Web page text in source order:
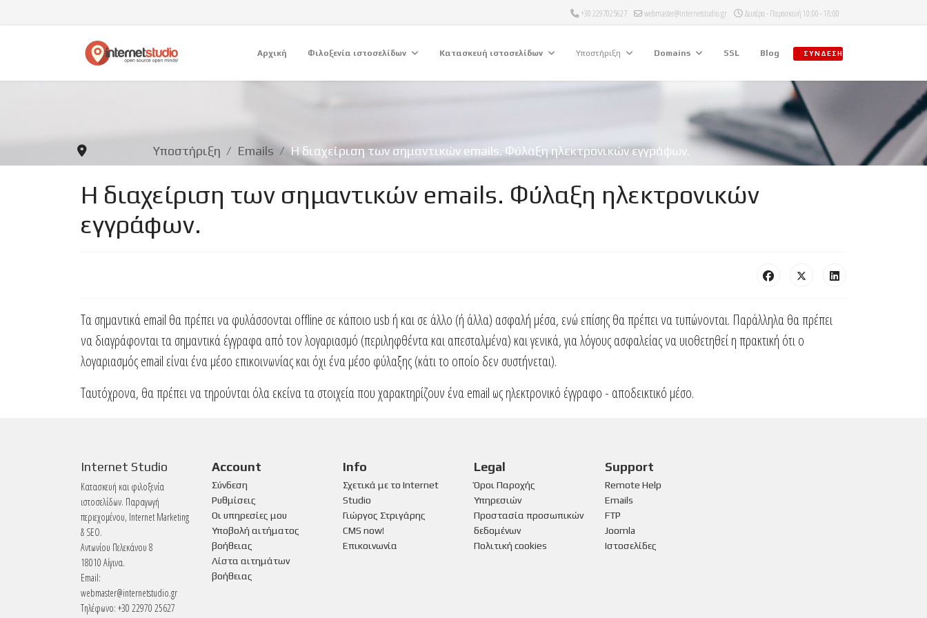
+30 2297025627 webmaster@internetstudio.gr Δευτέρα - Παρασκευή 10:00 - 18:00
Αρχική Φιλοξενία ιστοσελίδων Κατασκευή ιστοσελίδων Υποστήριξη Domains SSL Blog ΣΥΝΔΕΣΗ
Υποστήριξη Emails Η διαχείριση των σημαντικών emails. Φύλαξη ηλεκτρονικών εγγράφων.
Η διαχείριση των σημαντικών emails. Φύλαξη ηλεκτρονικών
εγγράφων.
Τα σημαντικά email θα πρέπει να φυλάσσονται offline σε κάποιο usb ή και σε άλλο (ή άλλα) ασφαλή μέσα, ενώ επίσης θα πρέπει να τυπώνονται. Παράλληλα θα πρέπει
να διαγράφονται τα σημαντικά έγγραφα από τον λογαριασμό (περιληφθέντα και απεσταλμένα) και γενικά, για λόγους ασφαλείας να υιοθετηθεί η πρακτική ότι ο
λογαριασμός email είναι ένα μέσο επικοινωνίας και όχι ένα μέσο φύλαξης (κάτι το οποίο δεν συστήνεται).
Ταυτόχρονα, θα πρέπει να τηρούνται όλα εκείνα τα στοιχεία που χαρακτηρίζουν ένα email ως ηλεκτρονικό έγγραφο - αποδεικτικό μέσο.
Internet Studio
Κατασκευή και φιλοξενία
ιστοσελίδων. Παραγωγή
περιεχομένου, Internet Marketing
& SEO.
Αντωνίου Πελεκάνου 8
18010 Αίγινα.
Email:
webmaster@internetstudio.gr
Τηλέφωνο: +30 22970 25627
Account
Σύνδεση
Ρυθμίσεις
Οι υπηρεσίες μου
Υποβολή αιτήματος
βοήθειας
Λίστα αιτημάτων
βοήθειας
Info
Σχετικά με το Internet
Studio
Γιώργος Στριγάρης
CMS now!
Επικοινωνία
Legal
Όροι Παροχής
Υπηρεσιών
Προστασία προσωπικών
δεδομένων
Πολιτική cookies
Support
Remote Help
Emails
FTP
Joomla
Ιστοσελίδες